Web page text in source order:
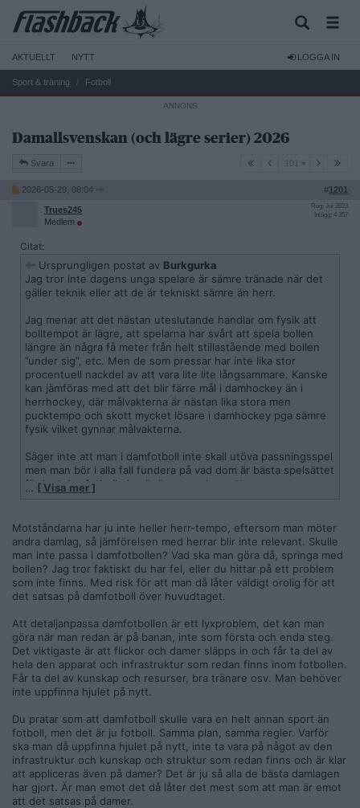
AKTUELLT NYTT LOGGA IN
Sport & träning Fotboll
Damallsvenskan (och lägre serier) 2026
Svara 101
2026-05-29, 08:04 #1201
Trues245
Medlem
Reg: Jul 2023
Inlägg: 4 357
Citat:
Ursprungligen postat av Burkgurka
Jag tror inte dagens unga spelare är sämre tränade när det
gäller teknik eller att de är tekniskt sämre än herr.
Jag menar att det nästan uteslutande handlar om fysik att
bolltempot är lägre, att spelarna har svårt att spela bollen
längre än några få meter från helt stillastående med bollen
”under sig”, etc. Men de som pressar har inte lika stor
procentuell nackdel av att vara lite lite långsammare. Kanske
kan jämföras med att det blir färre mål i damhockey än i
herrhockey, där målvakterna är nästan lika stora men
pucktempo och skott mycket lösare i damhockey pga sämre
fysik vilket gynnar målvakterna.
Säger inte att man i damfotboll inte skall utöva passningsspel
men man bör i alla fall fundera på vad dom är bästa spelsättet
för just damfotboll. Jag är övertygad om att
tränare/förbundet tänker fel när man hela tiden vill pracka på
är mest rätt för damfotboll.
Skall fylla på med att kritisera hur man ofta i damfotboll
försvarar sig som herr vid hörnor. Man ställer inte en spelare
vid varje stolpe utan prioriterar att istället markera spelare
som sannolikt är ofarliga, som t ex någon vid ungefär
straffpunkten. Varför? Jo, för att inom herr kan spelare nicka
mål från straffpunkten, och att en damspelare inte har den
fysiken bortser man ifrån. Nu tycker jag ju även herr borde
försvara sitt mål på hörnor men inom dam är det ännu
viktigare. Vi ser gång på gång lösa nickar trilla/rulla in bakom
en chanslös målvakt och alla accepterar det! Sanslöst korkat,
tycker jag. Kanske 4 spelare på egen mållinje vore bästa
lösningen, men ingen tänker ens på lösningar. Istället
kopierar de herr och fortsätter vara ”chanslösa” när
motståndarna gör mål igen.
… [ Visa mer ]
Motståndarna har ju inte heller herr-tempo, eftersom man möter
andra damlag, så jämförelsen med herrar blir inte relevant. Skulle
man inte passa i damfotbollen? Vad ska man göra då, springa med
bollen? Jag tror faktiskt du har fel, eller du hittar på ett problem
som inte finns. Med risk för att man då låter väldigt orolig för att
det satsas på damfotboll över huvudtaget.
Att detaljanpassa damfotbollen är ett lyxproblem, det kan man
göra när man redan är på banan, inte som första och enda steg.
Det viktigaste är att flickor och damer släpps in och får ta del av
hela den apparat och infrastruktur som redan finns inom fotbollen.
Får ta del av kunskap och resurser, bra tränare osv. Man behöver
inte uppfinna hjulet på nytt.
Du pratar som att damfotboll skulle vara en helt annan sport än
fotboll, men det är ju fotboll. Samma plan, samma regler. Varför
ska man då uppfinna hjulet på nytt, inte ta vara på något av den
infrastruktur och kunskap och struktur som redan finns och är klar
att appliceras även på damer? Det är ju så alla de bästa damlagen
har gjort. Är man emot det då låter det mest som att man är emot
att det satsas på damer.